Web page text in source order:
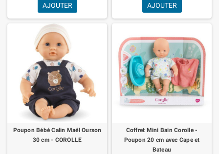
AJOUTER AJOUTER
Poupon Bébé Calin Maël Ourson
30 cm - COROLLE
Coffret Mini Bain Corolle -
Poupon 20 cm avec Cape et
Bateau